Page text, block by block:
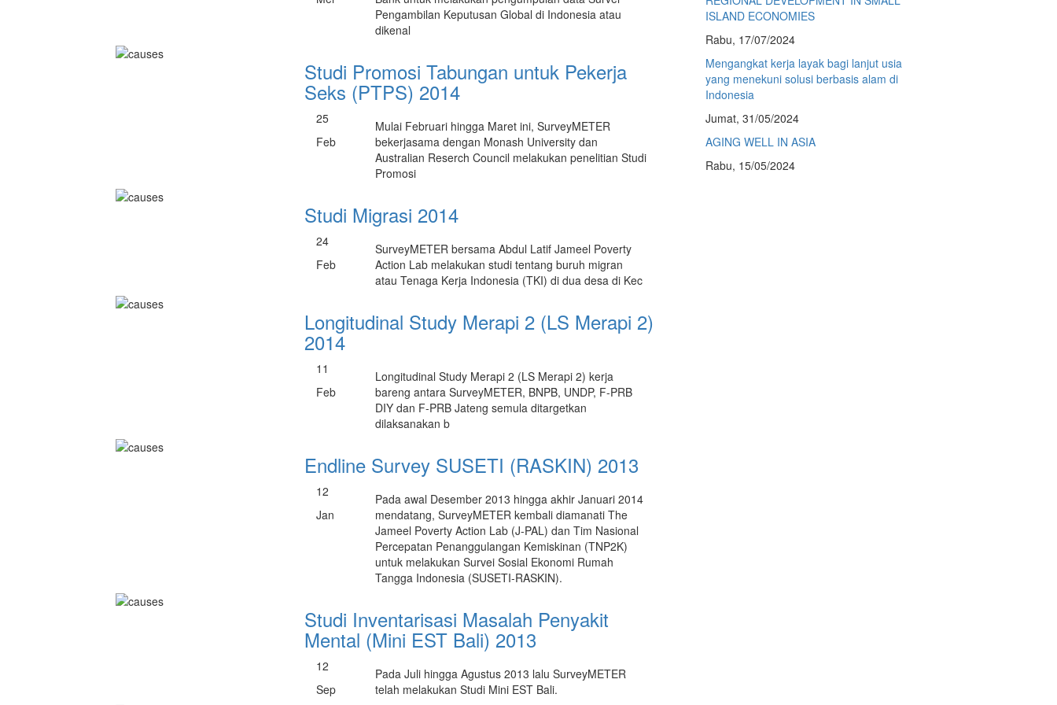
Pengambilan Keputusan Global di Indonesia atau
dikenal
Studi Promosi Tabungan untuk Pekerja
Seks (PTPS) 2014
25
Feb
Mulai Februari hingga Maret ini, SurveyMETER
bekerjasama dengan Monash University dan
Australian Reserch Council melakukan penelitian Studi
Promosi
Studi Migrasi 2014
24
Feb
SurveyMETER bersama Abdul Latif Jameel Poverty
Action Lab melakukan studi tentang buruh migran
atau Tenaga Kerja Indonesia (TKI) di dua desa di Kec
Longitudinal Study Merapi 2 (LS Merapi 2)
2014
11
Feb
Longitudinal Study Merapi 2 (LS Merapi 2) kerja
bareng antara SurveyMETER, BNPB, UNDP, F-PRB
DIY dan F-PRB Jateng semula ditargetkan
dilaksanakan b
Endline Survey SUSETI (RASKIN) 2013
12
Jan
Pada awal Desember 2013 hingga akhir Januari 2014
mendatang, SurveyMETER kembali diamanati The
Jameel Poverty Action Lab (J-PAL) dan Tim Nasional
Percepatan Penanggulangan Kemiskinan (TNP2K)
untuk melakukan Survei Sosial Ekonomi Rumah
Tangga Indonesia (SUSETI-RASKIN).
Studi Inventarisasi Masalah Penyakit
Mental (Mini EST Bali) 2013
12
Sep
Pada Juli hingga Agustus 2013 lalu SurveyMETER
telah melakukan Studi Mini EST Bali.
ISLAND ECONOMIES
Rabu, 17/07/2024
Mengangkat kerja layak bagi lanjut usia
yang menekuni solusi berbasis alam di
Indonesia
Jumat, 31/05/2024
AGING WELL IN ASIA
Rabu, 15/05/2024